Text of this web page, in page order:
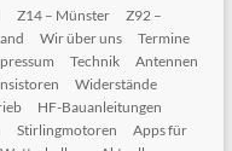
Z14 – Münster
Z92 –
Wir über uns
Termine
Technik
Antennen
Widerstände
HF-Bauanleitungen
Stirlingmotoren
Apps für